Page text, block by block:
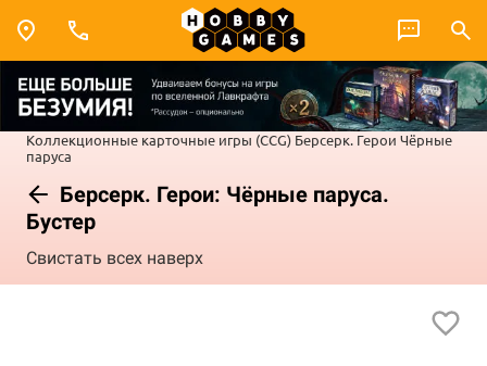
Коллекционные карточные игры (CCG) Берсерк. Герои Чёрные
паруса
Берсерк. Герои: Чёрные паруса.
Бустер
Свистать всех наверх